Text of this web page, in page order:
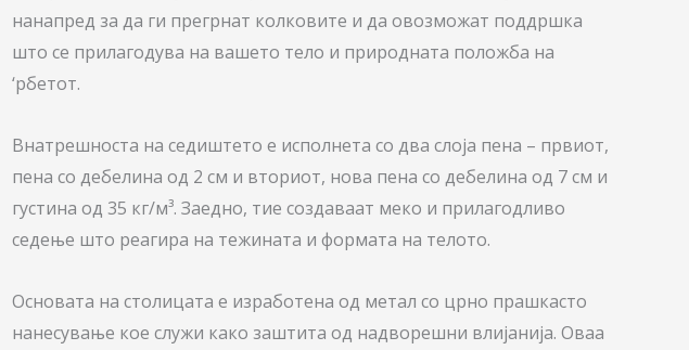
нанапред за да ги прегрнат колковите и да овозможат поддршка
што се прилагодува на вашето тело и природната положба на
‘рбетот.
Внатрешноста на седиштето е исполнета со два слоја пена – првиот,
пена со дебелина од 2 см и вториот, нова пена со дебелина од 7 см и
густина од 35 кг/м³. Заедно, тие создаваат меко и прилагодливо
седење што реагира на тежината и формата на телото.
Основата на столицата е изработена од метал со црно прашкасто
нанесување кое служи како заштита од надворешни влијанија. Оваа